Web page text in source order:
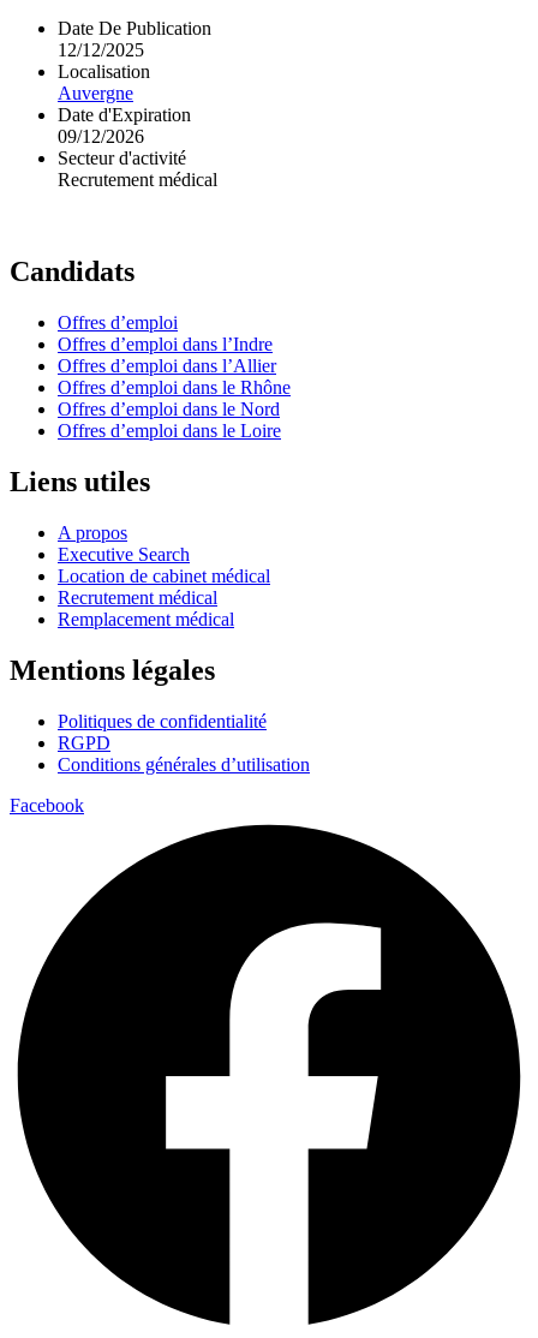
Date De Publication
12/12/2025
Localisation
Auvergne
Date d'Expiration
09/12/2026
Secteur d'activité
Recrutement médical
Candidats
Offres d’emploi
Offres d’emploi dans l’Indre
Offres d’emploi dans l’Allier
Offres d’emploi dans le Rhône
Offres d’emploi dans le Nord
Offres d’emploi dans le Loire
Liens utiles
A propos
Executive Search
Location de cabinet médical
Recrutement médical
Remplacement médical
Mentions légales
Politiques de confidentialité
RGPD
Conditions générales d’utilisation
Facebook